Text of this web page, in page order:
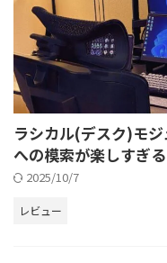
ラシカル(デスク)モ
への模索が楽しすぎる
2025/10/7
レビュー